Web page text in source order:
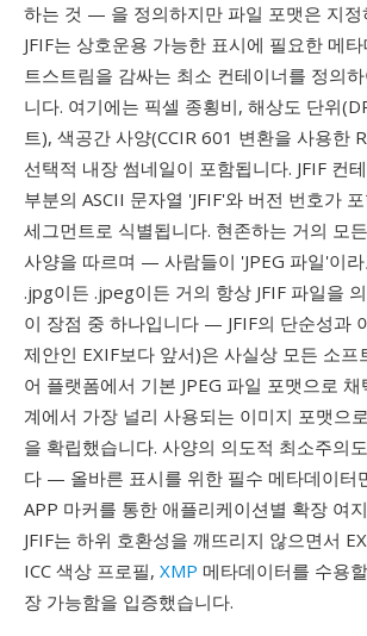
하는 것 — 을 정의하지만 파일 포맷은 지정
JFIF는 상호운용 가능한 표시에 필요한 메타
트스트림을 감싸는 최소 컨테이너를 정의
니다. 여기에는 픽셀 종횡비, 해상도 단위
트), 색공간 사양(CCIR 601 변환을 사용한
선택적 내장 썸네일이 포함됩니다. JFIF 컨
부분의 ASCII 문자열 'JFIF'와 버전 번호가
세그먼트로 식별됩니다. 현존하는 거의 모
사양을 따르며 — 사람들이 'JPEG 파일'이
.jpg이든 .jpeg이든 거의 항상 JFIF 파일을
이 장점 중 하나입니다 — JFIF의 단순성과
제안인 EXIF보다 앞서)은 사실상 모든 소프
어 플랫폼에서 기본 JPEG 파일 포맷으로 채
계에서 가장 널리 사용되는 이미지 포맷으
을 확립했습니다. 사양의 의도적 최소주의
다 — 올바른 표시를 위한 필수 메타데이터
APP 마커를 통한 애플리케이션별 확장 여
JFIF는 하위 호환성을 깨뜨리지 않으면서
ICC 색상 프로필, XMP 메타데이터를 수용
장 가능함을 입증했습니다.